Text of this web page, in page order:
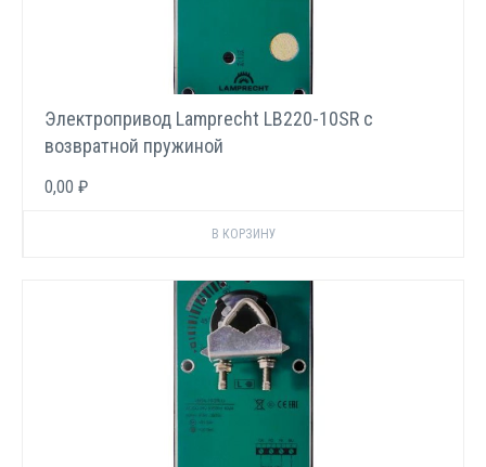
Электропривод Lamprecht LB220-10SR с
возвратной пружиной
0,00 ₽